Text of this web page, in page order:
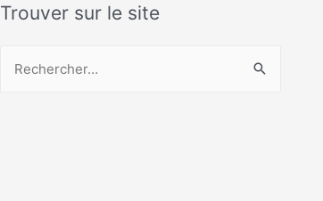
Trouver sur le site